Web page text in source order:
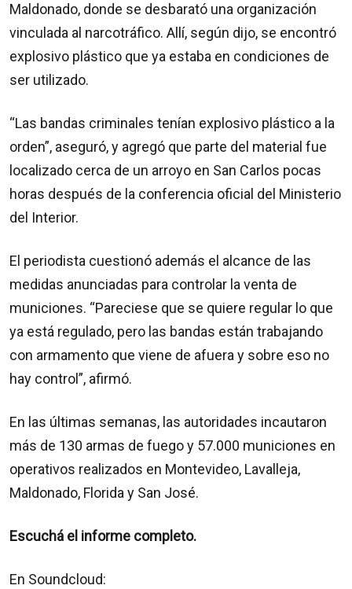
Maldonado, donde se desbarató una organización
vinculada al narcotráfico. Allí, según dijo, se encontró
explosivo plástico que ya estaba en condiciones de
ser utilizado.
“Las bandas criminales tenían explosivo plástico a la
orden”, aseguró, y agregó que parte del material fue
localizado cerca de un arroyo en San Carlos pocas
horas después de la conferencia oficial del Ministerio
del Interior.
El periodista cuestionó además el alcance de las
medidas anunciadas para controlar la venta de
municiones. “Pareciese que se quiere regular lo que
ya está regulado, pero las bandas están trabajando
con armamento que viene de afuera y sobre eso no
hay control”, afirmó.
En las últimas semanas, las autoridades incautaron
más de 130 armas de fuego y 57.000 municiones en
operativos realizados en Montevideo, Lavalleja,
Maldonado, Florida y San José.
Escuchá el informe completo.
En Soundcloud: